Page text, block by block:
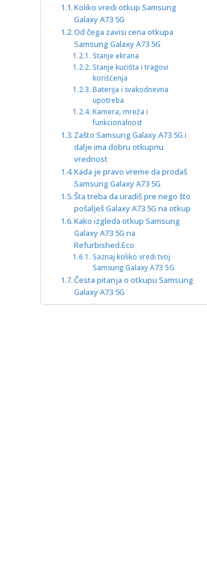
Koliko vredi otkup Samsung
Galaxy A73 5G
Od čega zavisi cena otkupa
Samsung Galaxy A73 5G
Stanje ekrana
Stanje kućišta i tragovi
korišćenja
Baterija i svakodnevna
upotreba
Kamera, mreža i
funkcionalnost
Zašto Samsung Galaxy A73 5G i
dalje ima dobru otkupnu
vrednost
Kada je pravo vreme da prodaš
Samsung Galaxy A73 5G
Šta treba da uradiš pre nego što
pošalješ Galaxy A73 5G na otkup
Kako izgleda otkup Samsung
Galaxy A73 5G na
Refurbished.Eco
Saznaj koliko vredi tvoj
Samsung Galaxy A73 5G
Česta pitanja o otkupu Samsung
Galaxy A73 5G